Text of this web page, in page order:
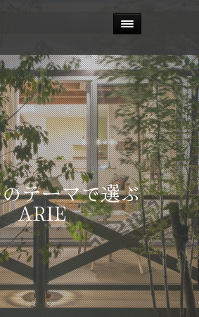
のテーマ
ぶARIE
テーマで選ぶ
ARIE